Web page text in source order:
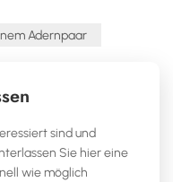
Adernpaar
sind und
Sie hier eine
wie möglich